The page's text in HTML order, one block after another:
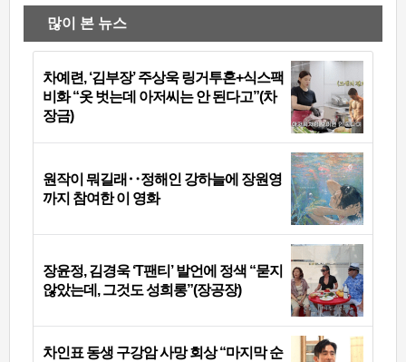
많이 본 뉴스
차예련, ‘김부장’ 주상욱 링거투혼+식스팩
비화 “옷 벗는데 아저씨는 안 된다고”(차
장금)
원작이 뭐길래‥정해인 강하늘에 장원영
까지 참여한 이 영화
장윤정, 김경욱 ‘T팬티’ 발언에 정색 “묻지
않았는데, 그것도 성희롱”(장공장)
차인표 동생 구강암 사망 회상 “마지막 순